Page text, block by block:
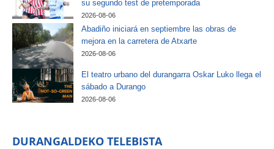
su segundo test de pretemporada
2026-08-06
Abadiño iniciará en septiembre las obras de
mejora en la carretera de Atxarte
2026-08-06
El teatro urbano del durangarra Oskar Luko llega el
sábado a Durango
2026-08-06
DURANGALDEKO TELEBISTA